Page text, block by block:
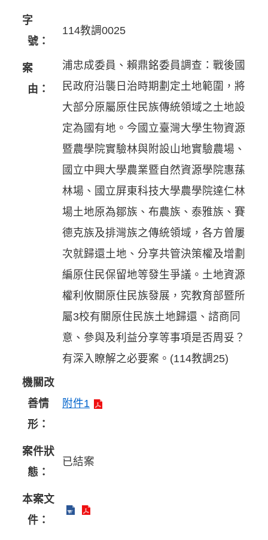
字
號：
114教調0025
案
由：
浦忠成委員、賴鼎銘委員調查：戰後國
民政府沿襲日治時期劃定土地範圍，將
大部分原屬原住民族傳統領域之土地設
定為國有地。今國立臺灣大學生物資源
暨農學院實驗林與附設山地實驗農場、
國立中興大學農業暨自然資源學院惠蓀
林場、國立屏東科技大學農學院達仁林
場土地原為鄒族、布農族、泰雅族、賽
德克族及排灣族之傳統領域，各方曾屢
次就歸還土地、分享共管決策權及增劃
編原住民保留地等發生爭議。土地資源
權利攸關原住民族發展，究教育部暨所
屬3校有關原住民族土地歸還、諮商同
意、參與及利益分享等事項是否周妥？
有深入瞭解之必要案。(114教調25)
機關改
善情
形：
附件1
案件狀
態：
已結案
本案文
件：